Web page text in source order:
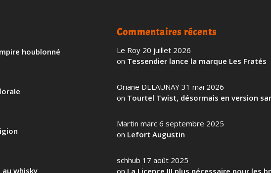
houblonné
whisky
Commentaires récents
Le Roy 20 juillet 2026
on Tessendier lance la marque Les Fratés
Oriane DELAUNAY 31 mai 2026
on Tourtel Twist, désormais en version
Martin marc 6 septembre 2025
on Lefort Augustin
schhub 17 août 2025
on La Licence III plus nécessaire pour les